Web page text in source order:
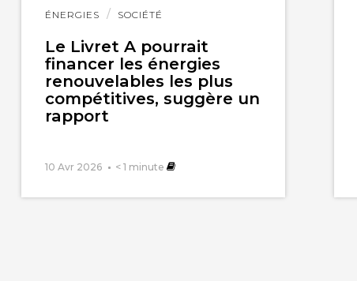
ÉNERGIES SOCIÉTÉ
Le Livret A pourrait
financer les énergies
renouvelables les plus
compétitives, suggère un
rapport
10 Avr 2026 < 1 minute
Lire